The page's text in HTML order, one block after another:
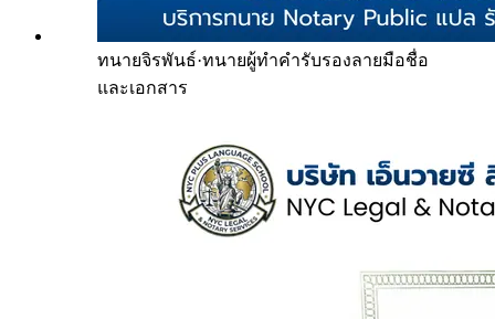
ทนายจิรพันธ์·ทนายผู้ทำคำรับรองลายมือชื่อ
และเอกสาร